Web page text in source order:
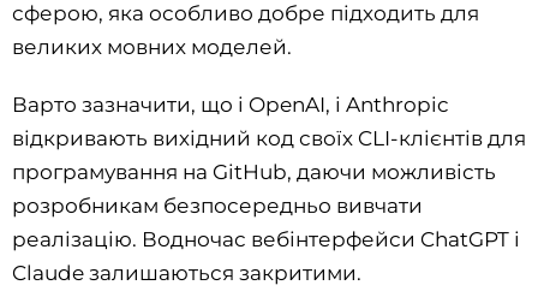
сферою, яка особливо добре підходить для
великих мовних моделей.
Варто зазначити, що і OpenAI, і Anthropic
відкривають вихідний код своїх CLI-клієнтів для
програмування на GitHub, даючи можливість
розробникам безпосередньо вивчати
реалізацію. Водночас вебінтерфейси ChatGPT і
Claude залишаються закритими.